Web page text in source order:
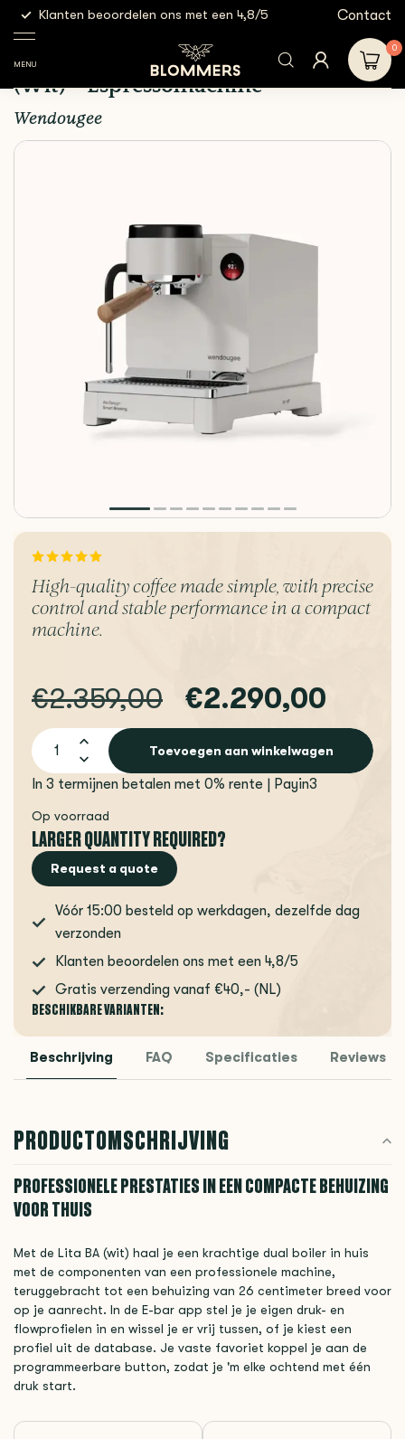
Klanten beoordelen ons met een 4,8/5 Gratis
Contact
MENU
0
Wendougee - Lita BA | Dual Boiler (Wit) -
Wendougee - Lita BA | Dual Boiler
(Wit) - Espressomachine
Wendougee
High-quality coffee made simple, with precise
control and stable performance in a compact
machine.
€2.359,00 €2.290,00
Toevoegen aan winkelwagen
In 3 termijnen betalen met 0% rente | Payin3
Op voorraad
LARGER QUANTITY REQUIRED?
Request a quote
Vóór 15:00 besteld op werkdagen, dezelfde dag
verzonden
Klanten beoordelen ons met een 4,8/5
Gratis verzending vanaf €40,- (NL)
BESCHIKBARE VARIANTEN:
Beschrijving FAQ Specificaties Reviews
PRODUCTOMSCHRIJVING
PROFESSIONELE PRESTATIES IN EEN COMPACTE BEHUIZING
VOOR THUIS
Met de Lita BA (wit) haal je een krachtige dual boiler in huis
met de componenten van een professionele machine,
teruggebracht tot een behuizing van 26 centimeter breed voor
op je aanrecht. In de E-bar app stel je je eigen druk- en
flowprofielen in en wissel je er vrij tussen, of je kiest een
profiel uit de database. Je vaste favoriet koppel je aan de
programmeerbare button, zodat je 'm elke ochtend met één
druk start.